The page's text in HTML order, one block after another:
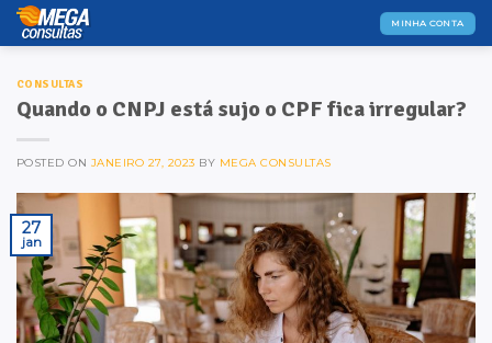
Skip
MINHA CONTA
CONSULTAS
Quando o CNPJ está sujo o CPF fica irregular?
POSTED ON JANEIRO 27, 2023 BY MEGA CONSULTAS
27
jan